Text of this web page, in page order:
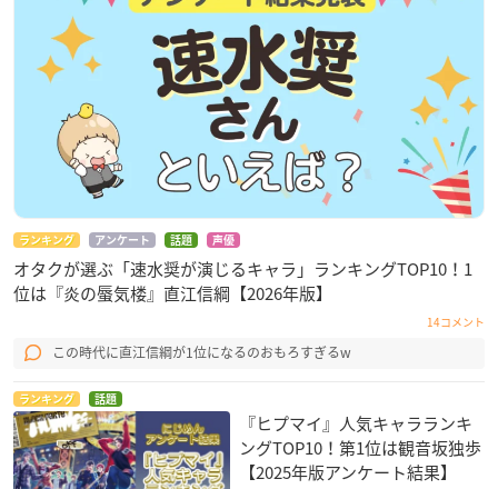
ランキング アンケート 話題 声優
オタクが選ぶ「速水奨が演じるキャラ」ランキングTOP10！1
位は『炎の蜃気楼』直江信綱【2026年版】
14コメント
この時代に直江信綱が1位になるのおもろすぎるw
ランキング 話題
『ヒプマイ』人気キャラランキ
ングTOP10！第1位は観音坂独歩
【2025年版アンケート結果】